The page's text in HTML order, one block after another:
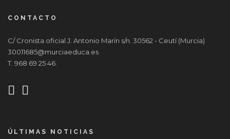
CONTACTO
C/ Cronista oficial J. Antonio Marín s/n. 30562 - Ceutí (Murcia)
30011685@murciaeduca.es
T. 968 69 25 46.
ÚLTIMAS NOTICIAS